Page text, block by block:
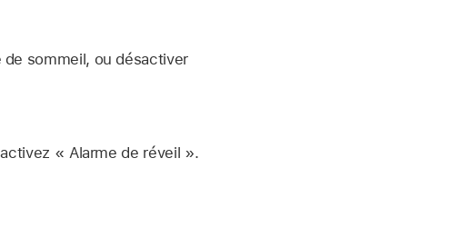
sommeil, ou désactiver
« Alarme de réveil ».